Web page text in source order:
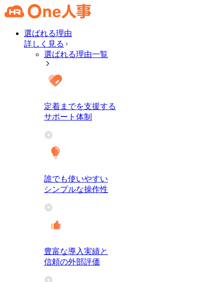
選ばれる理由
詳しく見る
選ばれる理由一覧
定着までを支援する
サポート体制
誰でも使いやすい
シンプルな操作性
豊富な導入実績と
信頼の外部評価